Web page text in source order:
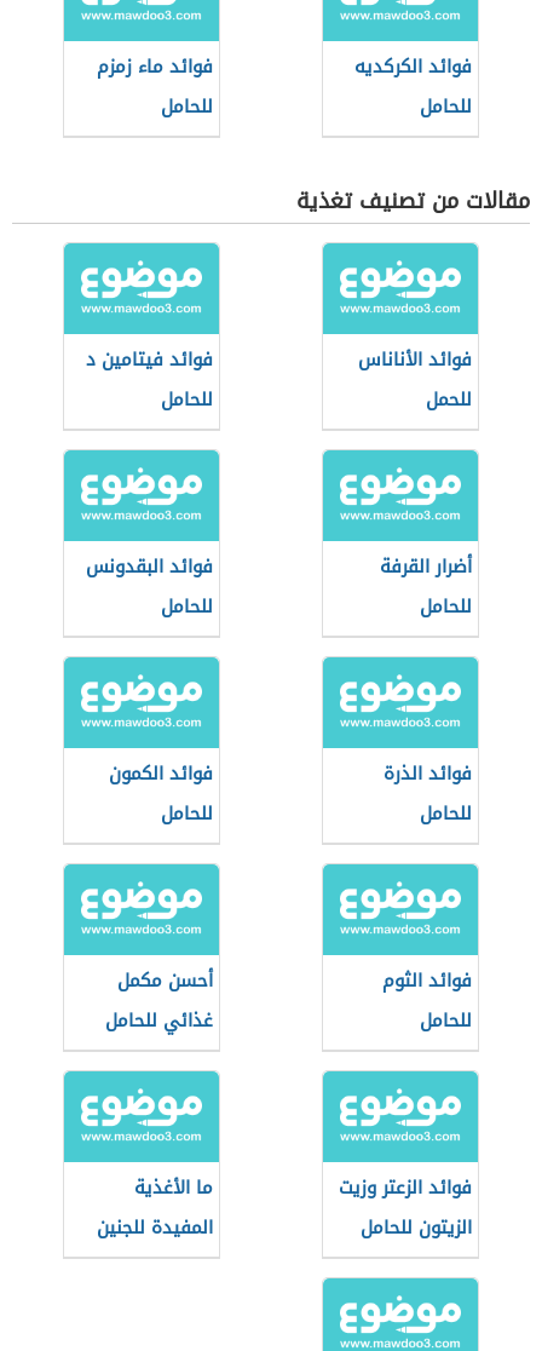
فوائد الكركديه
للحامل
فوائد ماء زمزم
للحامل
مقالات من تصنيف تغذية
فوائد الأناناس
للحمل
فوائد فيتامين د
للحامل
أضرار القرفة
للحامل
فوائد البقدونس
للحامل
فوائد الذرة
للحامل
فوائد الكمون
للحامل
فوائد الثوم
للحامل
أحسن مكمل
غذائي للحامل
فوائد الزعتر وزيت
الزيتون للحامل
ما الأغذية
المفيدة للجنين